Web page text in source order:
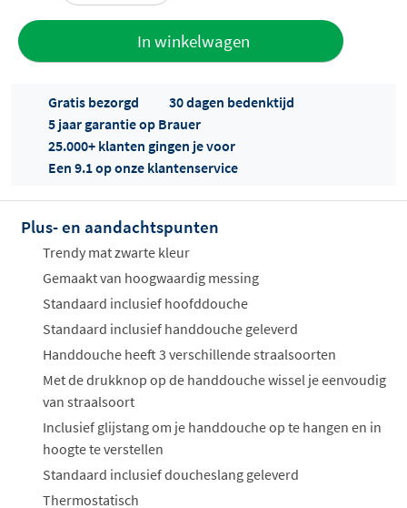
In winkelwagen
Offertes
ophalen...
Gratis bezorgd
30 dagen bedenktijd
5 jaar garantie op Brauer
25.000+ klanten gingen je voor
Een 9.1 op onze klantenservice
Plus- en aandachtspunten
Trendy mat zwarte kleur
Gemaakt van hoogwaardig messing
Standaard inclusief hoofddouche
Standaard inclusief handdouche geleverd
Handdouche heeft 3 verschillende straalsoorten
Met de drukknop op de handdouche wissel je eenvoudig
van straalsoort
Inclusief glijstang om je handdouche op te hangen en in
hoogte te verstellen
Standaard inclusief doucheslang geleverd
Thermostatisch